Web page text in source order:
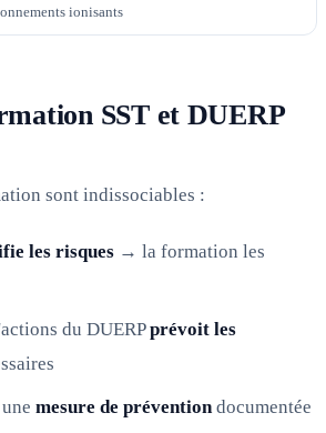
ionisants
SST et DUERP
sont indissociables :
les risques → la formation les
du DUERPprévoit les
mesure de préventiondocumentée